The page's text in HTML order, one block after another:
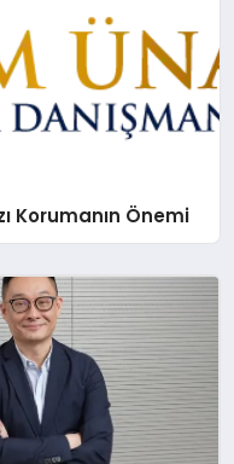
Korumanın Önemi